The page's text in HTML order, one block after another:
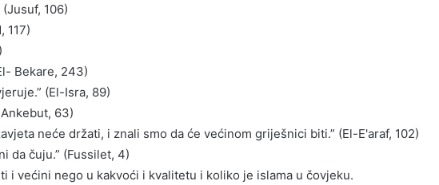
106)
117)
Bekare, 243)
(El-Isra, 89)
63)
neće držati, i znali smo da će većinom griješnici biti.” (El-E'araf, 102)
da čuju.” (Fussilet, 4)
i većini nego u kakvoći i kvalitetu i koliko je islama u čovjeku.